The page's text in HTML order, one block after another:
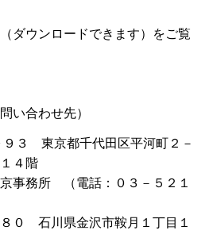
ダウンロードできます）をご覧
合わせ先）
東京都千代田区平河町２－
４階
（電話：０３－５２１
石川県金沢市鞍月１丁目１